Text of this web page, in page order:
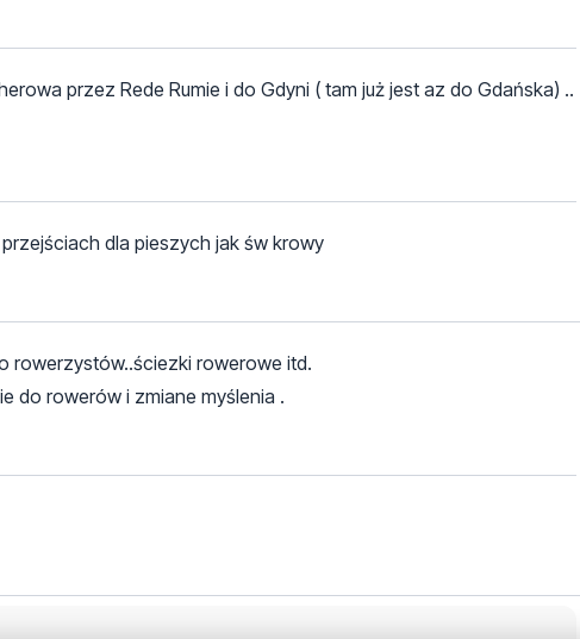
przez Rede Rumie i do Gdyni ( tam już jest az do Gdańska) ..
dla pieszych jak św krowy
rowerzystów..ściezki rowerowe itd.
do rowerów i zmiane myślenia .